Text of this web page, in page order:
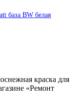
BW белая